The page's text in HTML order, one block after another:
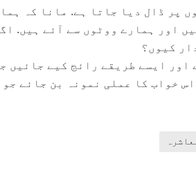
پر ڈال دیا جاتا ہے. مانا کہ
اور ہمارے ووٹوں سے آئے ہیں.
کیوں؟
اور ایسے طریقے رائج کیے جائیں
خواب کا عملی نمونہ بن جائے جو